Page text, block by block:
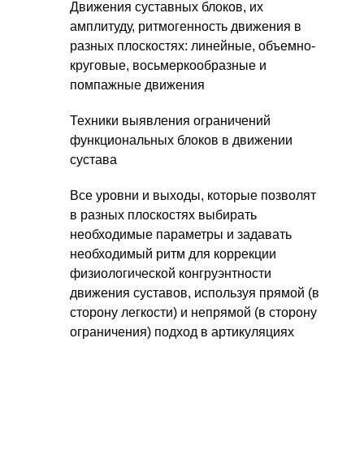
Движения суставных блоков, их
амплитуду, ритмогенность движения в
разных плоскостях: линейные, объемно-
круговые, восьмеркообразные и
помпажные движения
Техники выявления ограничений
функциональных блоков в движении
сустава
Все уровни и выходы, которые позволят
в разных плоскостях выбирать
необходимые параметры и задавать
необходимый ритм для коррекции
физиологической конгруэнтности
движения суставов, используя прямой (в
сторону легкости) и непрямой (в сторону
ограничения) подход в артикуляциях